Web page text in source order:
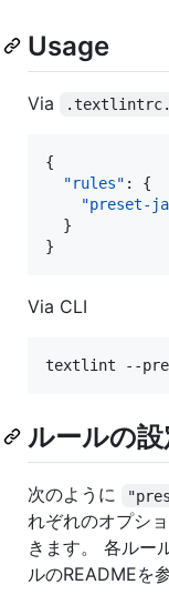
Usage
Via
{
"rules" : {
"preset-
  }
}
Via CLI
ルールの
次のように
れぞれのオプシ
きます。 各ルー
ルのREADMEを